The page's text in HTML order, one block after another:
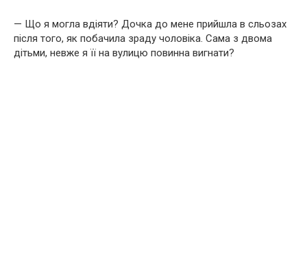
— Що я могла вдіяти? Дочка до мене прийшла в сльозах
після того, як побачила зраду чоловіка. Сама з двома
дітьми, невже я її на вулицю повинна вигнати?